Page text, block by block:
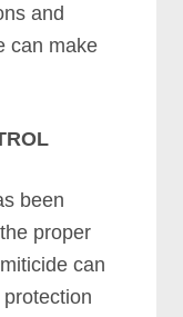
аnd
саn mаkе
bееn
рrореr
саn